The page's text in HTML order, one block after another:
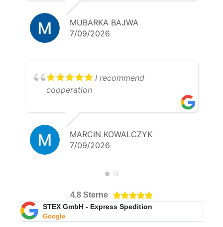
MUBARKA BAJWA
7/09/2026
I recommend
cooperation
MARCIN KOWALCZYK
7/09/2026
4.8 Sterne 
STEX GmbH - Express Spedition
Google